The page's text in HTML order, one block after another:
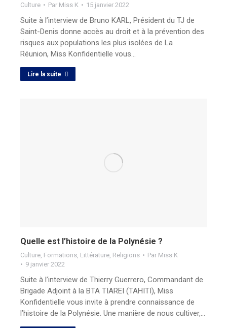
Culture Par Miss K 15 janvier 2022
Suite à l’interview de Bruno KARL, Président du TJ de
Saint-Denis donne accès au droit et à la prévention des
risques aux populations les plus isolées de La
Réunion, Miss Konfidentielle vous…
Lire la suite
Quelle est l’histoire de la Polynésie ?
Culture Formations Littérature Religions Par Miss K
9 janvier 2022
Suite à l’interview de Thierry Guerrero, Commandant de
Brigade Adjoint à la BTA TIAREI (TAHITI), Miss
Konfidentielle vous invite à prendre connaissance de
l’histoire de la Polynésie. Une manière de nous cultiver,…